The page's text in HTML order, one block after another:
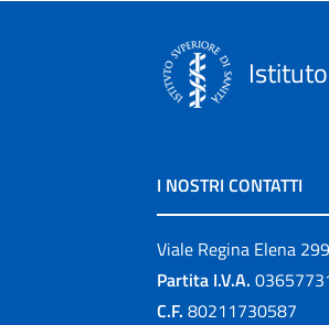
I NOSTRI CONTATTI
Viale Regina Elena
Partita I.V.A.
C.F. 80211730587